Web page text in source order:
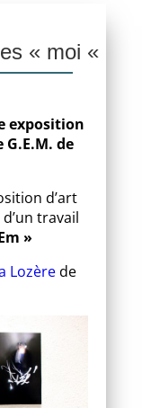
« moi «
exposition
de
d’art
travail
»
Lozèrede